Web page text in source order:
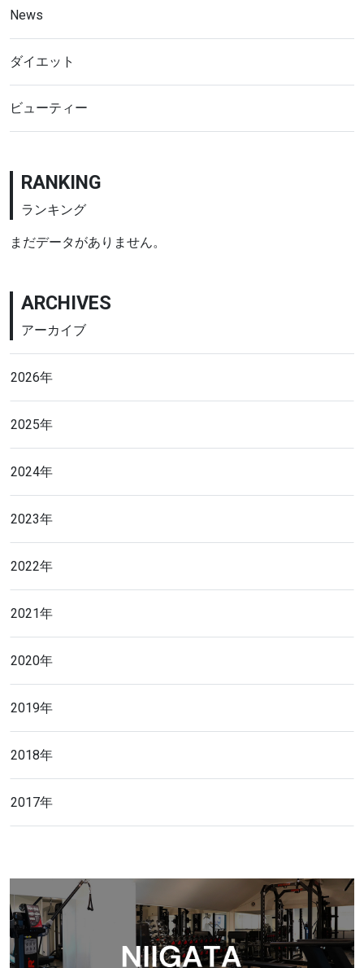
News
ダイエット
ビューティー
RANKING
ランキング
まだデータがありません。
ARCHIVES
アーカイブ
2026年
2025年
2024年
2023年
2022年
2021年
2020年
2019年
2018年
2017年